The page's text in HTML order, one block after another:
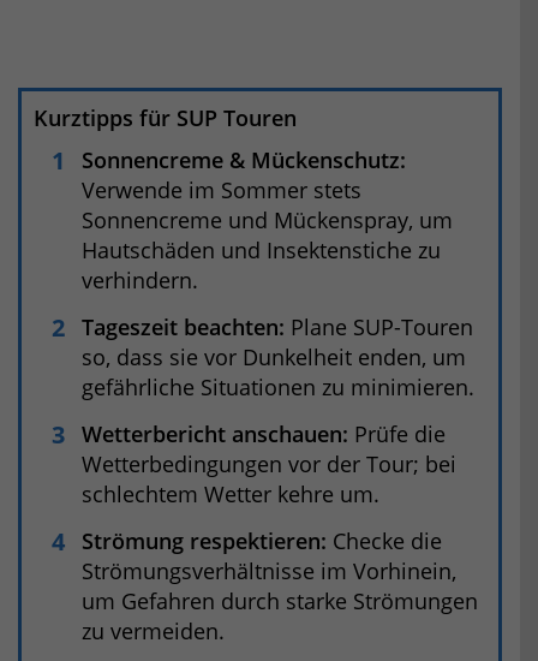
Kurztipps für SUP Touren
Sonnencreme & Mückenschutz:
Verwende im Sommer stets
Sonnencreme und Mückenspray, um
Hautschäden und Insektenstiche zu
verhindern.
Tageszeit beachten: Plane SUP-Touren
so, dass sie vor Dunkelheit enden, um
gefährliche Situationen zu minimieren.
Wetterbericht anschauen: Prüfe die
Wetterbedingungen vor der Tour; bei
schlechtem Wetter kehre um.
Strömung respektieren: Checke die
Strömungsverhältnisse im Vorhinein,
um Gefahren durch starke Strömungen
zu vermeiden.